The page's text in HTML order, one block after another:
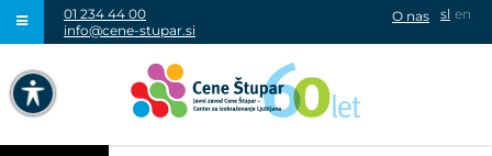
NAVIGACIJA PREKO TIPKOVNICE
01 234 44 00
info@cene-stupar.si
sl en
O nas